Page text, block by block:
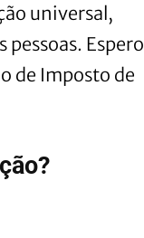
universal,
pessoas. Espero
de Imposto de